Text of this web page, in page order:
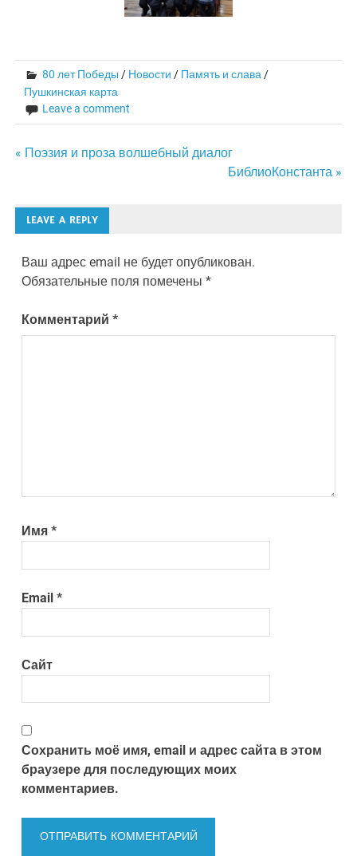
80 лет Победы / Новости / Память и слава /
Пушкинская карта
Leave a comment
Навигация
записям
« Поэзия и проза волшебный диалог
БиблиоКонстанта »
LEAVE A REPLY
Ваш адрес email не будет опубликован.
Обязательные поля помечены*
Комментарий*
Имя*
Email*
Сайт
Сохранить моё имя, email и адрес сайта в этом
браузере для последующих моих
комментариев.